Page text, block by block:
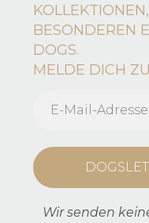
BESONDEREN
DOGS.
MELDE DICH
Wir senden